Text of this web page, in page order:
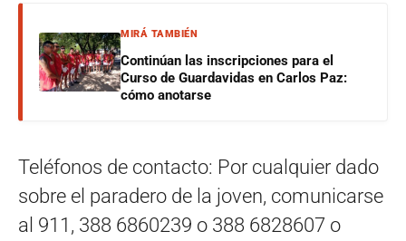
MIRÁ TAMBIÉN
Continúan las inscripciones para el
Curso de Guardavidas en Carlos Paz:
cómo anotarse
Teléfonos de contacto: Por cualquier dado
sobre el paradero de la joven, comunicarse
al 911, 388 6860239 o 388 6828607 o